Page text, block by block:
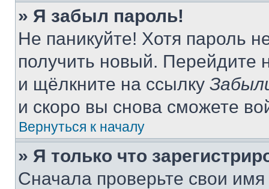
» Я забыл пароль!
Не паникуйте! Хотя пароль
получить новый. Перейдите
и щёлкните на ссылку
и скоро вы снова сможете
Вернуться к началу
» Я только что
Сначала проверьте свои